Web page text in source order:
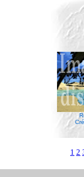
1 2